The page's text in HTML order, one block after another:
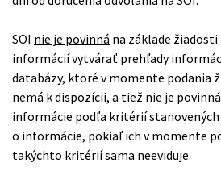
SOI nie je povinná na základe
informácií vytvárať prehľady
databázy, ktoré v momente podania
nemá k dispozícii, a tiež nie je
informácie podľa kritérií
o informácie, pokiaľ ich v momente
takýchto kritérií sama neeviduje.